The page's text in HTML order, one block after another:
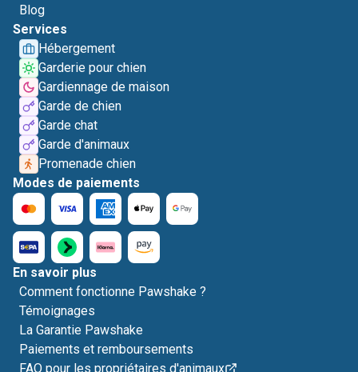
Blog
Services
Hébergement
Garderie pour chien
Gardiennage de maison
Garde de chien
Garde chat
Garde d'animaux
Promenade chien
Modes de paiements
En savoir plus
Comment fonctionne Pawshake ?
Témoignages
La Garantie Pawshake
Paiements et remboursements
FAQ pour les propriétaires d'animaux